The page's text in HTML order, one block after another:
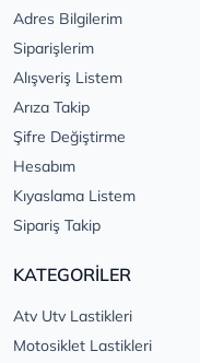
Adres Bilgilerim
Siparişlerim
Alışveriş Listem
Arıza Takip
Şifre Değiştirme
Hesabım
Kıyaslama Listem
Sipariş Takip
KATEGORİLER
Atv Utv Lastikleri
Motosiklet Lastikleri